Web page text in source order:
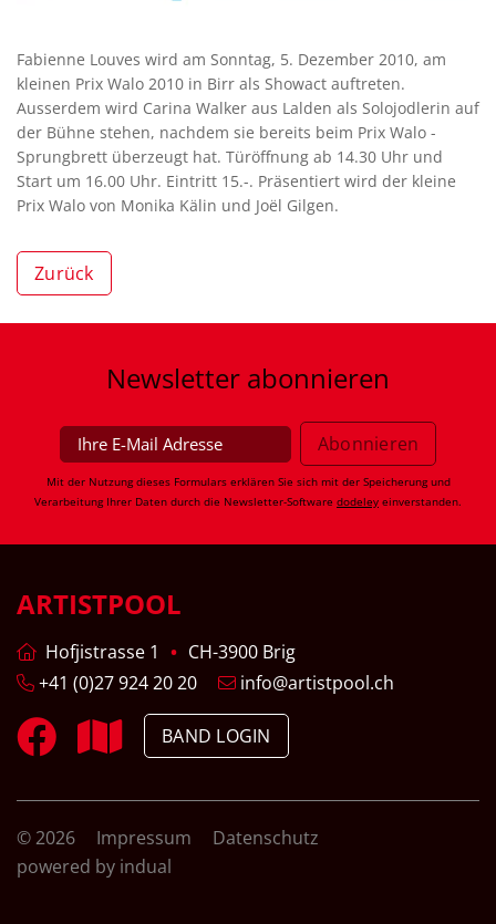
Fabienne Louves wird am Sonntag, 5. Dezember 2010, am
kleinen Prix Walo 2010 in Birr als Showact auftreten.
Ausserdem wird Carina Walker aus Lalden als Solojodlerin auf
der Bühne stehen, nachdem sie bereits beim Prix Walo -
Sprungbrett überzeugt hat. Türöffnung ab 14.30 Uhr und
Start um 16.00 Uhr. Eintritt 15.-. Präsentiert wird der kleine
Prix Walo von Monika Kälin und Joël Gilgen.
Zurück
Newsletter abonnieren
Mit der Nutzung dieses Formulars erklären Sie sich mit der Speicherung und
Verarbeitung Ihrer Daten durch die Newsletter-Software dodeley einverstanden.
ARTISTPOOL
Hofjistrasse 1
CH-3900 Brig
+41 (0)27 924 20 20
info@artistpool.ch
BAND LOGIN
© 2026 Impressum
Datenschutz
powered by indual